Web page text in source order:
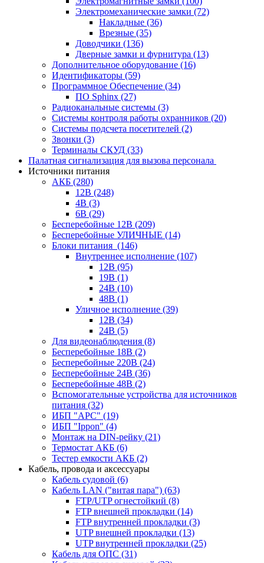
Электромеханические замки (72)
Накладные (36)
Врезные (35)
Доводчики (136)
Дверные замки и фурнитура (13)
Дополнительное оборудование (16)
Идентификаторы (59)
Программное Обеспечение (34)
ПО Sphinx (27)
Радиоканальные системы (3)
Системы контроля работы охранников (20)
Системы подсчета посетителей (2)
Звонки (3)
Терминалы СКУД (33)
Палатная сигнализация для вызова персонала
Источники питания
АКБ (280)
12В (248)
4В (3)
6В (29)
Бесперебойные 12В (209)
Бесперебойные УЛИЧНЫЕ (14)
Блоки питания (146)
Внутреннее исполнение (107)
12В (95)
19В (1)
24В (10)
48В (1)
Уличное исполнение (39)
12В (34)
24В (5)
Для видеонаблюдения (8)
Бесперебойные 18В (2)
Бесперебойные 220В (24)
Бесперебойные 24В (36)
Бесперебойные 48В (2)
Вспомогательные устройства для источников
питания (32)
ИБП "APC" (19)
ИБП "Ippon" (4)
Монтаж на DIN-рейку (21)
Термостат АКБ (6)
Тестер емкости АКБ (2)
Кабель, провода и аксессуары
Кабель судовой (6)
Кабель LAN ("витая пара") (63)
FTP/UTP огнестойкий (8)
FTP внешней прокладки (14)
FTP внутренней прокладки (3)
UTP внешней прокладки (13)
UTP внутренней прокладки (25)
Кабель для ОПС (31)